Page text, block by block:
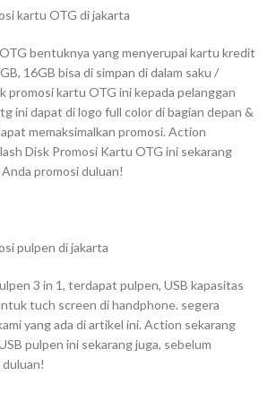
bentuknya yang menyerupai kartu kredit
16GB bisa di simpan di dalam saku /
promosi kartu OTG ini kepada pelanggan
ini dapat di logo full color di bagian depan &
memaksimalkan promosi. Action
Disk Promosi Kartu OTG ini sekarang
promosi duluan!
3 in 1, terdapat pulpen, USB kapasitas
tuch screen di handphone. segera
yang ada di artikel ini. Action sekarang
pulpen ini sekarang juga, sebelum